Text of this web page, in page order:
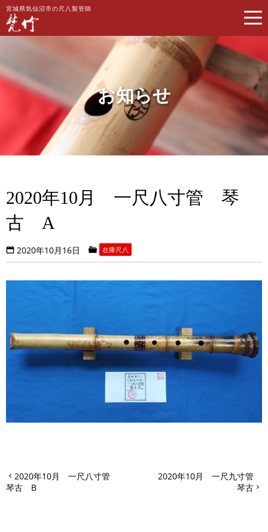
宮城県気仙沼市の尺八製管師
お知らせ
2020年10月 一尺八寸管 琴
古 A
2020年10月16日 在庫尺八
2020年10月 一尺八寸管
琴古 B
2020年10月 一尺九寸管
琴古